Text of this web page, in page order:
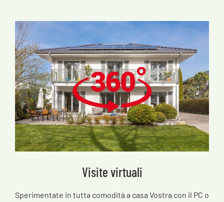
Visite virtuali
Sperimentate in tutta comodità a casa Vostra con il PC o